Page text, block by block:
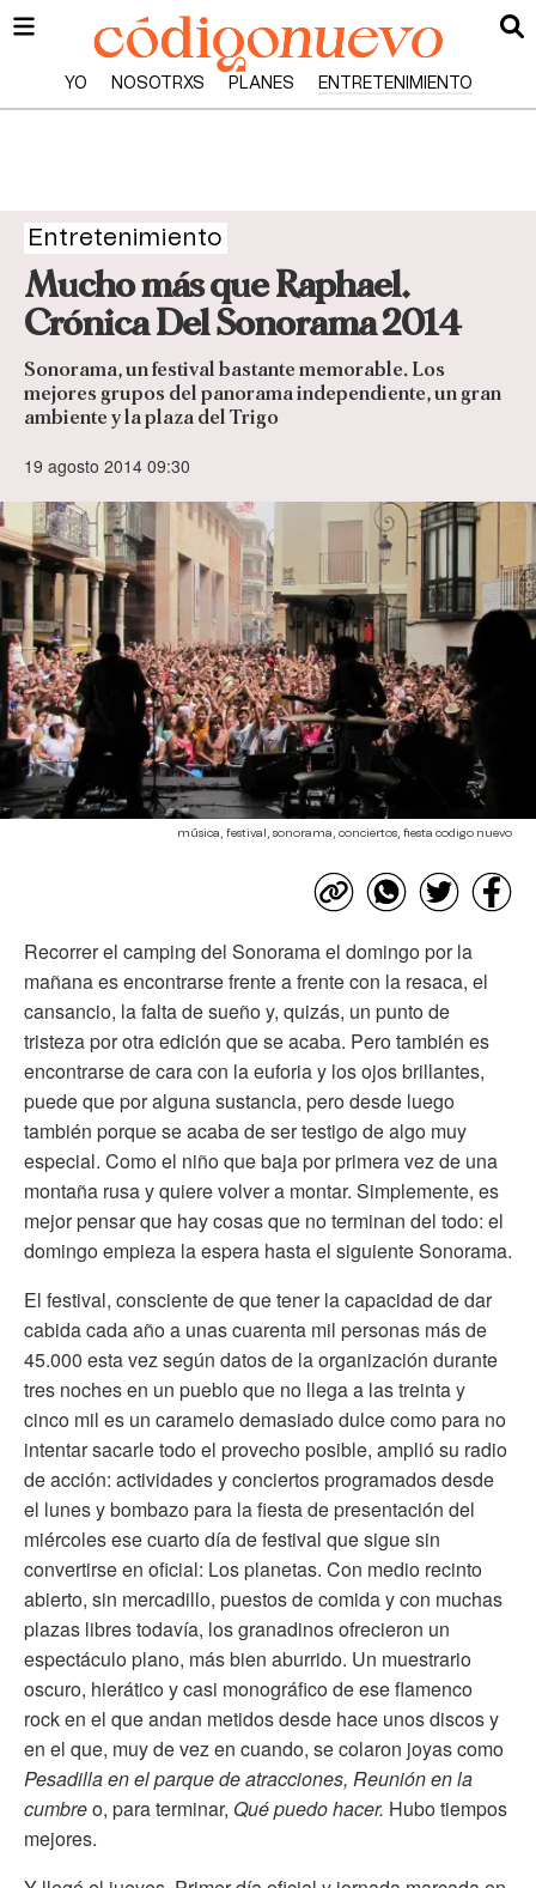
YO NOSOTRXS PLANES ENTRETENIMIENTO
Entretenimiento
Mucho más que Raphael.
Crónica Del Sonorama 2014
Sonorama, un festival bastante memorable. Los
mejores grupos del panorama independiente, un gran
ambiente y la plaza del Trigo
19 agosto 2014 09:30
música, festival, sonorama, conciertos, fiesta codigo nuevo
Recorrer el camping del Sonorama el domingo por la
mañana es encontrarse frente a frente con la resaca, el
cansancio, la falta de sueño y, quizás, un punto de
tristeza por otra edición que se acaba. Pero también es
encontrarse de cara con la euforia y los ojos brillantes,
puede que por alguna sustancia, pero desde luego
también porque se acaba de ser testigo de algo muy
especial. Como el niño que baja por primera vez de una
montaña rusa y quiere volver a montar. Simplemente, es
mejor pensar que hay cosas que no terminan del todo: el
domingo empieza la espera hasta el siguiente Sonorama.
El festival, consciente de que tener la capacidad de dar
cabida cada año a unas cuarenta mil personas más de
45.000 esta vez según datos de la organización durante
tres noches en un pueblo que no llega a las treinta y
cinco mil es un caramelo demasiado dulce como para no
intentar sacarle todo el provecho posible, amplió su radio
de acción: actividades y conciertos programados desde
el lunes y bombazo para la fiesta de presentación del
miércoles ese cuarto día de festival que sigue sin
convertirse en oficial: Los planetas. Con medio recinto
abierto, sin mercadillo, puestos de comida y con muchas
plazas libres todavía, los granadinos ofrecieron un
espectáculo plano, más bien aburrido. Un muestrario
oscuro, hierático y casi monográfico de ese flamenco
rock en el que andan metidos desde hace unos discos y
en el que, muy de vez en cuando, se colaron joyas como
Pesadilla en el parque de atracciones, Reunión en la
cumbreo, para terminar, Qué puedo hacer. Hubo tiempos
mejores.